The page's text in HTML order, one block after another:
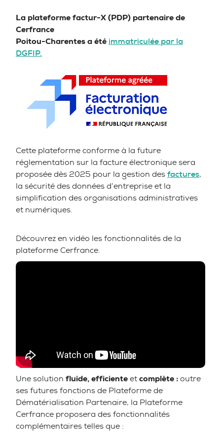
La plateforme factur-X (PDP) partenaire de
Cerfrance
Poitou-Charentes a été immatriculée par la
DGFIP.
Cette plateforme conforme à la future
réglementation sur la facture électronique sera
proposée dès 2025 pour la gestion desfactures,
la sécurité des données d’entreprise et la
simplification des organisations administratives
et numériques.
Découvrez en vidéo les fonctionnalités de la
plateforme Cerfrance.
Une solution fluide,efficienteetcomplète :outre
ses futures fonctions de Plateforme de
Dématérialisation Partenaire, la Plateforme
Cerfrance proposera des fonctionnalités
complémentaires telles que :